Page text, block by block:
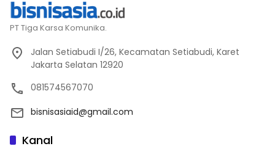
PT Tiga Karsa Komunika.
Jalan Setiabudi I/26, Kecamatan Setiabudi, Karet
Jakarta Selatan 12920
081574567070
bisnisasiaid@gmail.com
Kanal